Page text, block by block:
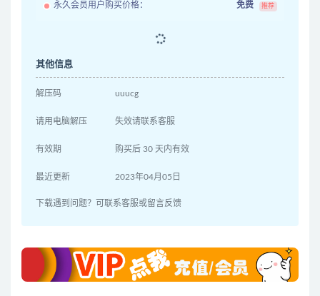
永久会员用户购买价格： 免费 推荐
其他信息
解压码 uuucg
请用电脑解压 失效请联系客服
有效期 购买后 30 天内有效
最近更新 2023年04月05日
下载遇到问题？可联系客服或留言反馈